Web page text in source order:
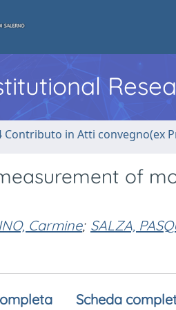
Contributo in Atti convegno(ex
of
Carmine; SALZA,
Scheda